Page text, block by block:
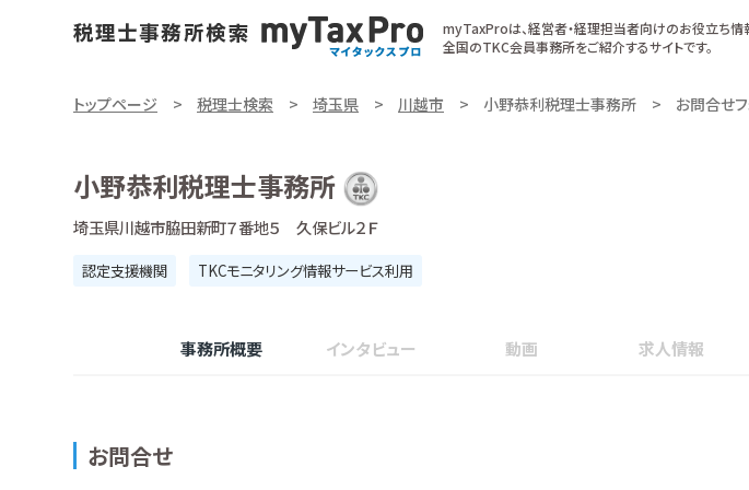
myTaxProは、経営者・経理担当者向けのお役立ち情
全国のTKC会員事務所をご紹介するサイトです。
トップページ 税理士検索 埼玉県 川越市 小野恭利税理士事務所 お問合せ
小野恭利税理士事務所
埼玉県川越市脇田新町７番地５ 久保ビル２Ｆ
認定支援機関 TKCモニタリング情報サービス利用
事務所概要 インタビュー 動画 求人情報
お問合せ